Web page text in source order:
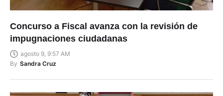
Concurso a Fiscal avanza con la revisión de
impugnaciones ciudadanas
agosto 9, 9:57 AM
By Sandra Cruz